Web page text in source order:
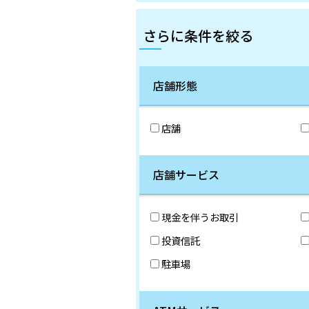
さらに条件を絞る
店舗形態
店舗
店舗サービス
現金を伴うお取引
投資信託
駐車場